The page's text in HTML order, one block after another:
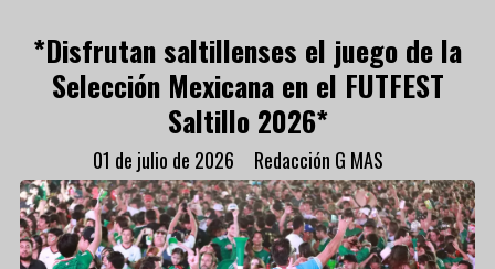
*Disfrutan saltillenses el juego de la
Selección Mexicana en el FUTFEST
Saltillo 2026*
Redacción G MAS
01 de julio de 2026